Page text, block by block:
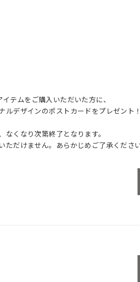
イテムをご購入いただいた方に、
ルデザインのポストカードをプレゼント
なくなり次第終了となります。
ただけません。あらかじめご了承くださ